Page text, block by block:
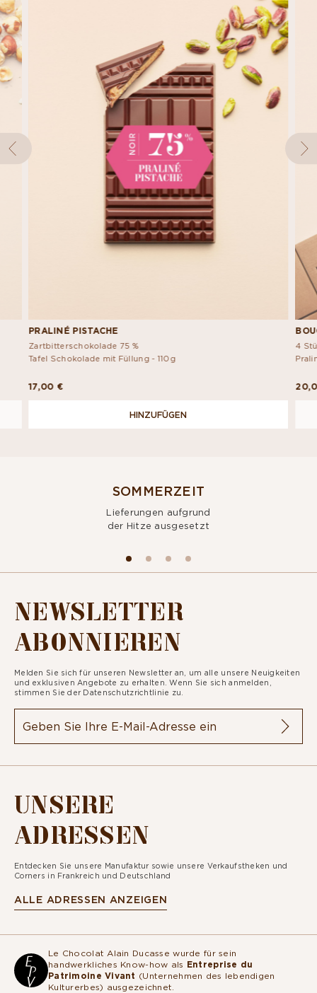
PRALINÉ PISTACHE
Zartbitterschokolade 75 %
Tafel Schokolade mit Füllung -110g
17,00 €
HINZUFÜGEN
4
SOMMERZEIT
Lieferungen aufgrund
der Hitze ausgesetzt
NEWSLETTER
ABONNIEREN
Melden Sie sich für unseren Newsletter an, um alle unsere Neuigkeiten
und exklusiven Angebote zu erhalten. Wenn Sie sich anmelden,
stimmen Sie der Datenschutzrichtlinie zu.
UNSERE
ADRESSEN
Entdecken Sie unsere Manufaktur sowie unsere Verkaufstheken und
Corners in Frankreich und Deutschland
ALLE ADRESSEN ANZEIGEN
Le Chocolat Alain Ducasse wurde für sein
handwerkliches Know-how als Entreprise du
Patrimoine Vivant (Unternehmen des lebendigen
Kulturerbes) ausgezeichnet.